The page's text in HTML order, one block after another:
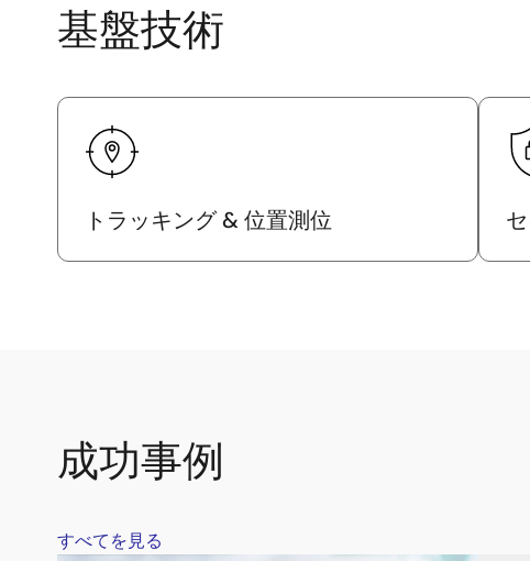
基盤技術
トラッキング & 位置測位
成功事例
すべてを見る